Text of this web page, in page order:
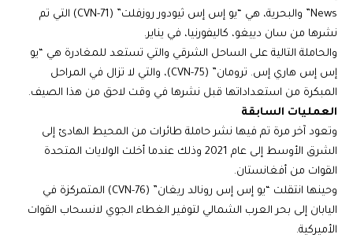
News” والبحرية، هي “يو إس إس ثيودور روزفلت” (CVN-71) التي تم
نشرها من سان دييغو، كاليفورنيا، في يناير.
والحاملة التالية على الساحل الشرقي والتي تستعد للمغادرة هي “يو
إس إس هاري إس. ترومان” (CVN-75)، والتي لا تزال في المراحل
المبكرة من استعداداتها قبل نشرها في وقت لاحق من هذا الصيف.
العمليات السابقة
وتعود آخر مرة تم فيها نشر حاملة طائرات من المحيط الهادئ إلى
الشرق الأوسط إلى عام 2021 وذلك عندما أخلت الولايات المتحدة
القوات من أفغانستان.
وحينها انتقلت “يو إس إس رونالد ريغان” (CVN-76) المتمركزة في
اليابان إلى بحر العرب الشمالي لتوفير الغطاء الجوي لانسحاب القوات
الأميركية.